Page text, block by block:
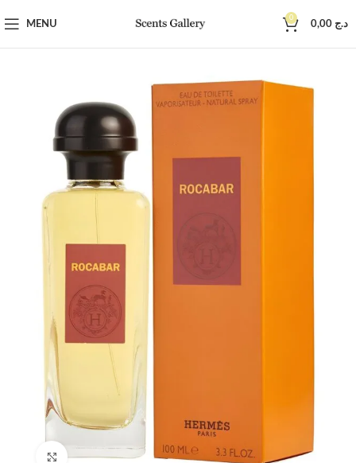
MENU
0
د.ج
Click to enlarge